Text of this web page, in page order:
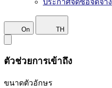
ประกาศจัดซื้อจัดจ้าง
On TH
ตัวช่วยการเข้าถึง
ขนาดตัวอักษร